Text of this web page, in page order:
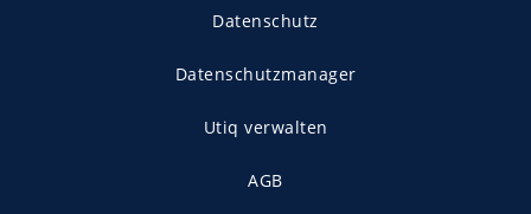
Datenschutz
Datenschutzmanager
Utiq verwalten
AGB